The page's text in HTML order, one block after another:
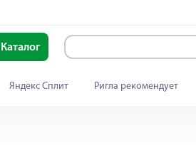
Каталог
Яндекс Сплит Ригла рекомендует